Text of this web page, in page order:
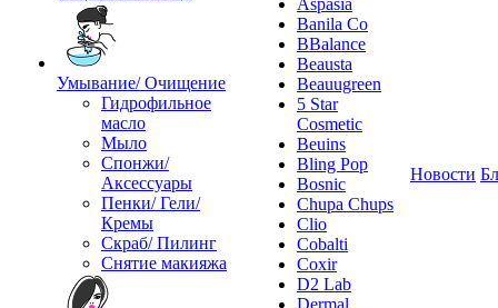
Умывание/ Очищение
Гидрофильное
масло
Мыло
Спонжи/
Аксессуары
Пенки/ Гели/
Кремы
Скраб/ Пилинг
Снятие макияжа
Aspasia
Banila Co
BBalance
Beausta
Beauugreen
5 Star
Cosmetic
Beuins
Bling Pop
Bosnic
Chupa Chups
Clio
Cobalti
Coxir
D2 Lab
Dermal
Новости